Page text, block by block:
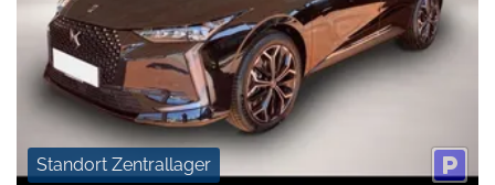
Standort Zentrallager